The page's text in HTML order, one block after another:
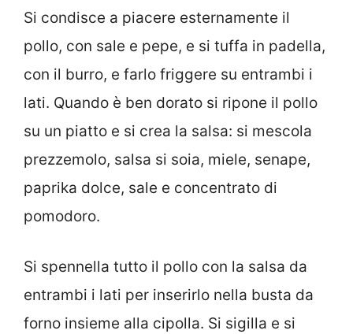
Si condisce a piacere esternamente il
pollo, con sale e pepe, e si tuffa in padella,
con il burro, e farlo friggere su entrambi i
lati. Quando è ben dorato si ripone il pollo
su un piatto e si crea la salsa: si mescola
prezzemolo, salsa si soia, miele, senape,
paprika dolce, sale e concentrato di
pomodoro.
Si spennella tutto il pollo con la salsa da
entrambi i lati per inserirlo nella busta da
forno insieme alla cipolla. Si sigilla e si